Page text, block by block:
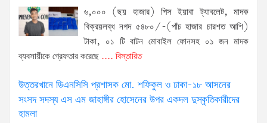
৬,০০০ (ছয় হাজার) পিস ইয়াবা ট্যাবলেট, মাদক
বিক্রয়লব্ধ নগদ ৫৪৮০/-(পাঁচ হাজার চারশত আশি)
টাকা, ০১ টি বাটন মোবাইল ফোনসহ ০১ জন মাদক
ব্যবসায়ীকে গ্রেফতার করেছে .... বিস্তারিত
উত্তরখানে ডিএনসিসি প্রশাসক মো. শফিকুল ও ঢাকা-১৮ আসনের
সংসদ সদস্য এস এম জাহাঙ্গীর হোসেনের উপর একদল দুস্কৃতিকারীদের
হামলা